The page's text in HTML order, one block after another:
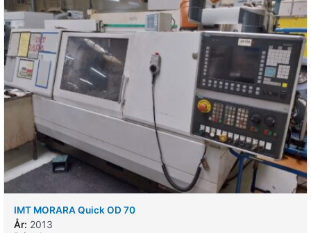
IMT MORARA Quick OD 70
År: 2013